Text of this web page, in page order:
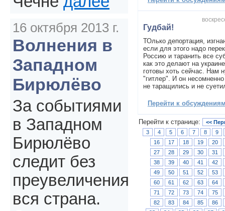
Гудбай!
ТОлько депортация,
если для этого надо
Россию и таранить все
как это делают на
готовы хоть сейчас. Нам
"гитлер". И он
не таращились и не
Перейти к
Перейти к странице:
<<
3
4 5 6 7 8
9
16
17 18 19
20
27
28 29 30
31
38
39 40 41
42
49
50 51 52
53
60
61 62 63
64
71
72 73 74
75
82
83 84 85
86
16 октября 2013 г.
Волнения в
Западном
Бирюлёво
За событиями
в Западном
Бирюлёво
следит без
преувеличения
вся страна.